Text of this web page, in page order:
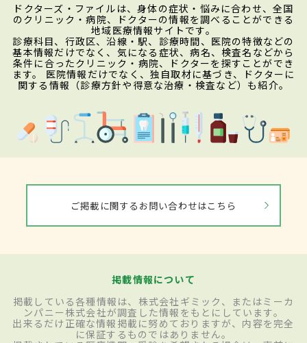
ドクターズ・ファイルは、身体の症状・悩みに合わせ、全国
のクリニック・病院、ドクターの情報を調べることができる
地域医療情報サイトです。
診療科目、行政区、沿線・駅、診療時間、医院の特徴などの
基本情報だけでなく、気になる症状、病名、検査名などから
条件に合ったクリニック・病院、ドクターを探すことができ
ます。 医院情報だけでなく、独自取材に基づき、ドクターに
関する情報（診療方針や得意な治療・検査など）も紹介。
ご掲載に関するお問い合わせはこちら
掲載情報について
掲載している各種情報は、株式会社ギミック、またはミーカ
ンパニー株式会社が調査した情報をもとにしています。
出来るだけ正確な情報掲載に努めておりますが、内容を完全
に保証するものではありません。